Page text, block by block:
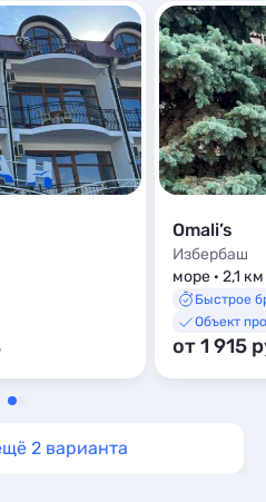
Omali’s
Избербаш
море · 2,1 км
Быстрое
Объект
от 1 915
2 варианта